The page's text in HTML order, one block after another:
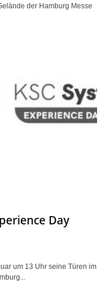
der Hamburg Messe
Day
um 13 Uhr seine Türen im